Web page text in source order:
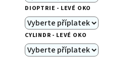
DIOPTRIE - LEVÉ OKO
CYLINDR - LEVÉ OKO